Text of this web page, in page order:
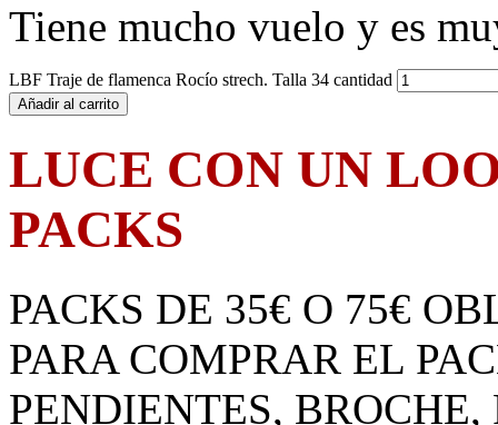
Tiene mucho vuelo y es
LBF Traje de flamenca Rocío strech. Talla 34 cantidad
Añadir al carrito
LUCE CON UN
PACKS
PACKS DE 35€ O 75€
PARA COMPRAR EL
PENDIENTES,